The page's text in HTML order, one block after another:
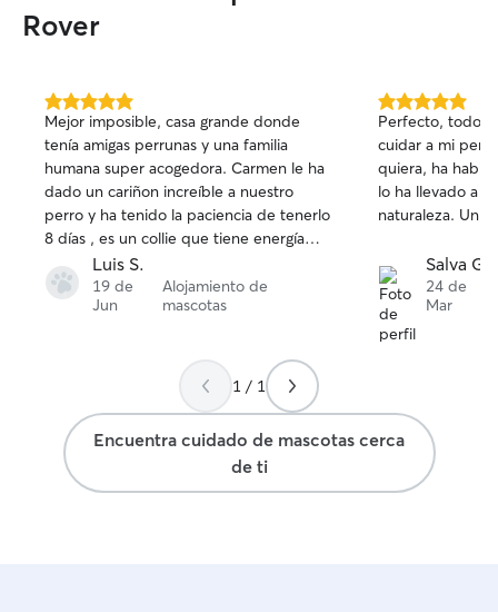
Rover
5.0
de
5
estrellas
Mejor imposible, casa grande donde
tenía amigas perrunas y una familia
humana super acogedora. Carmen le ha
dado un cariñon increíble a nuestro
perro y ha tenido la paciencia de tenerlo
8 días , es un collie que tiene energía
ilimitada, el perro se le vio súper
contento desde el momento en que
llegamos y cuando nos fuimos,
cuidarlo con tanto cariño, se nota
muchísimo que amas a los animales
Luis S.
19 de
Jun
Alojamiento de
mascotas
5.0
de
5
estrellas
Perfecto, todo
cuidar a mi
quiera, ha
lo ha llevado a
naturaleza. Un
Salva G.
24 de
Mar
1 / 1
Encuentra cuidado de mascotas cerca
de ti